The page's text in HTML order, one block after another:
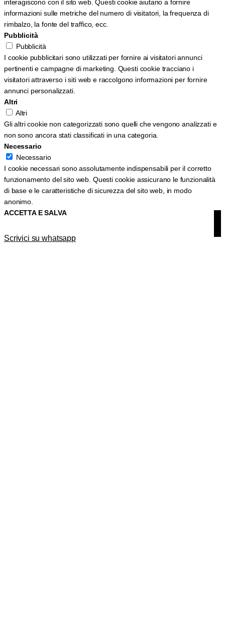
interagiscono con il sito web. Questi cookie aiutano a fornire
informazioni sulle metriche del numero di visitatori, la frequenza di
rimbalzo, la fonte del traffico, ecc.
Pubblicità
Pubblicità
I cookie pubblicitari sono utilizzati per fornire ai visitatori annunci
pertinenti e campagne di marketing. Questi cookie tracciano i
visitatori attraverso i siti web e raccolgono informazioni per fornire
annunci personalizzati.
Altri
Altri
Gli altri cookie non categorizzati sono quelli che vengono analizzati e
non sono ancora stati classificati in una categoria.
Necessario
Necessario
I cookie necessari sono assolutamente indispensabili per il corretto
funzionamento del sito web. Questi cookie assicurano le funzionalità
di base e le caratteristiche di sicurezza del sito web, in modo
anonimo.
ACCETTA E SALVA
Scrivici su whatsapp